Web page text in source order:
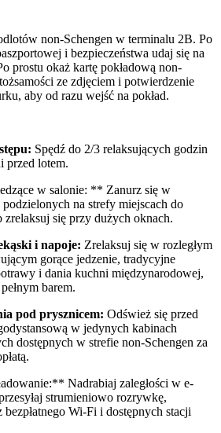
non-Schengen w terminalu 2B. Po
i bezpieczeństwa udaj się na
prostu okaż kartę pokładową non-
ze zdjęciem i potwierdzenie
aby od razu wejść na pokład.
Spędź do 2/3 relaksujących godzin
przed lotem.
w salonie: ** Zanurz się w
na strefy miejscach do
zrelaksuj się przy dużych oknach.
i napoje: Zrelaksuj się w rozległym
gorące jedzenie, tradycyjne
i dania kuchni międzynarodowej,
barem.
pod prysznicem: Odśwież się przed
w jedynych kabinach
dostępnych w strefie non-Schengen za
Nadrabiaj zaległości w e-
strumieniowo rozrywkę,
bezpłatnego Wi-Fi i dostępnych stacji